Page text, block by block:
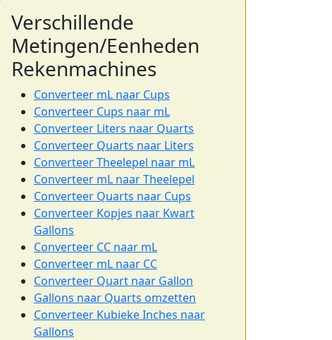
Verschillende
Metingen/Eenheden
Rekenmachines
Converteer mL naar Cups
Converteer Cups naar mL
Converteer Liters naar Quarts
Converteer Quarts naar Liters
Converteer Theelepel naar mL
Converteer mL naar Theelepel
Converteer Quarts naar Cups
Converteer Kopjes naar Kwart
Gallons
Converteer CC naar mL
Converteer mL naar CC
Converteer Quart naar Gallon
Gallons naar Quarts omzetten
Converteer Kubieke Inches naar
Gallons